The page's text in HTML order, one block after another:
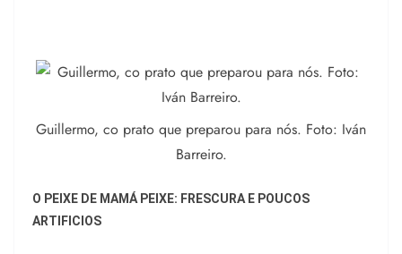
Guillermo, co prato que preparou para nós. Foto: Iván
Barreiro.
O PEIXE DE MAMÁ PEIXE: FRESCURA E POUCOS
ARTIFICIOS